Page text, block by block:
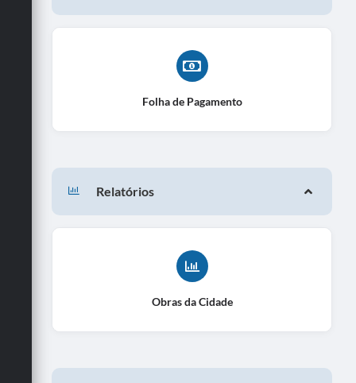
Folha de Pagamento
Relatórios
Obras da Cidade